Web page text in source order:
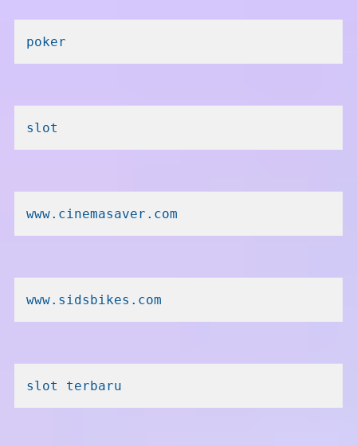
poker
slot
www.cinemasaver.com
www.sidsbikes.com
slot terbaru